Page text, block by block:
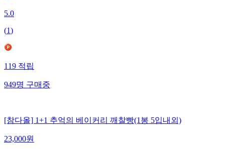
5.0
(1)
119적립
949명구매중
[참다올] 1+1 추억의 베이커리 깨찰빵(1봉 5입내외)
23,000원